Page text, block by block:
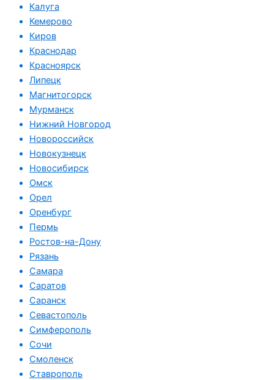
Калуга
Кемерово
Киров
Краснодар
Красноярск
Липецк
Магнитогорск
Мурманск
Нижний Новгород
Новороссийск
Новокузнецк
Новосибирск
Омск
Орел
Оренбург
Пермь
Ростов-на-Дону
Рязань
Самара
Саратов
Саранск
Севастополь
Симферополь
Сочи
Смоленск
Ставрополь